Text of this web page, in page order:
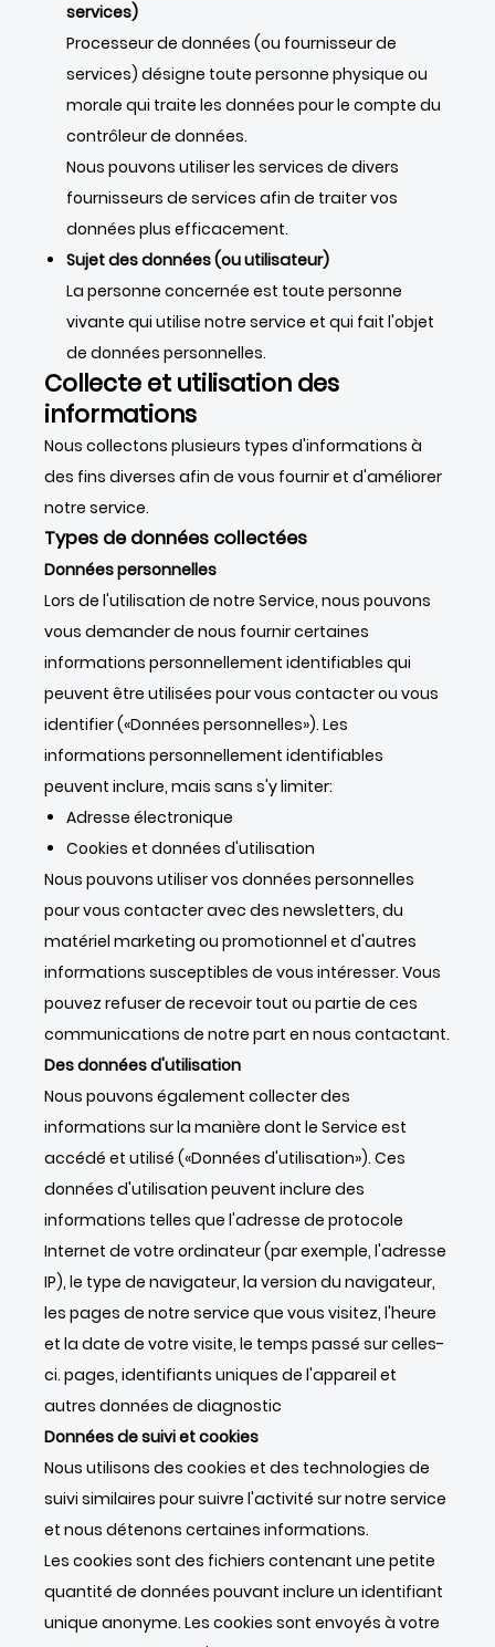
services)
Processeur de données (ou fournisseur de
services) désigne toute personne physique ou
morale qui traite les données pour le compte du
contrôleur de données.
Nous pouvons utiliser les services de divers
fournisseurs de services afin de traiter vos
données plus efficacement.
Sujet des données (ou utilisateur)
La personne concernée est toute personne
vivante qui utilise notre service et qui fait l'objet
de données personnelles.
Collecte et utilisation des
informations
Nous collectons plusieurs types d'informations à
des fins diverses afin de vous fournir et d'améliorer
notre service.
Types de données collectées
Données personnelles
Lors de l'utilisation de notre Service, nous pouvons
vous demander de nous fournir certaines
informations personnellement identifiables qui
peuvent être utilisées pour vous contacter ou vous
identifier («Données personnelles»). Les
informations personnellement identifiables
peuvent inclure, mais sans s'y limiter:
Adresse électronique
Cookies et données d'utilisation
Nous pouvons utiliser vos données personnelles
pour vous contacter avec des newsletters, du
matériel marketing ou promotionnel et d'autres
informations susceptibles de vous intéresser. Vous
pouvez refuser de recevoir tout ou partie de ces
communications de notre part en nous contactant.
Des données d'utilisation
Nous pouvons également collecter des
informations sur la manière dont le Service est
accédé et utilisé («Données d'utilisation»). Ces
données d'utilisation peuvent inclure des
informations telles que l'adresse de protocole
Internet de votre ordinateur (par exemple, l'adresse
IP), le type de navigateur, la version du navigateur,
les pages de notre service que vous visitez, l'heure
et la date de votre visite, le temps passé sur celles-
ci. pages, identifiants uniques de l'appareil et
autres données de diagnostic
Données de suivi et cookies
Nous utilisons des cookies et des technologies de
suivi similaires pour suivre l'activité sur notre service
et nous détenons certaines informations.
Les cookies sont des fichiers contenant une petite
quantité de données pouvant inclure un identifiant
unique anonyme. Les cookies sont envoyés à votre